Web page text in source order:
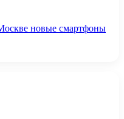
новые смартфоны